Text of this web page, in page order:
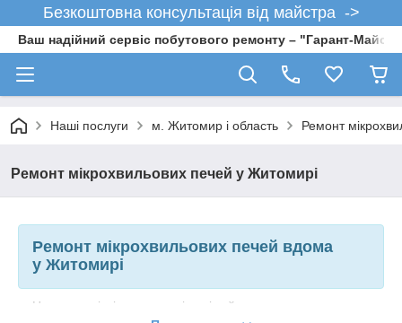
Безкоштовна консультація від майстра ->
Ваш надійний сервіс побутового ремонту – "Гарант-
Наші послуги м. Житомир і область Ремонт
Ремонт мікрохвильових печей у Житомирі
Ремонт мікрохвильових печей вдома
у Житомирі
На сьогодні мікрохвильові печі зайняли одне з важливих